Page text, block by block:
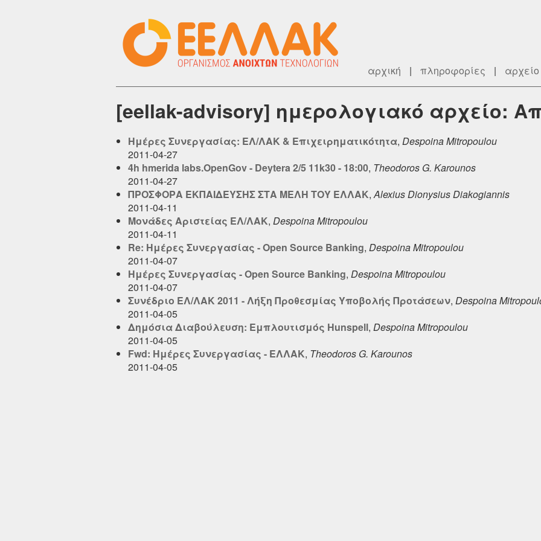
αρχική | πληροφορίες | αρχείο
[eellak-advisory] ημερολογιακό αρχείο:
Ημέρες Συνεργασίας: ΕΛ/ΛΑΚ & Επιχειρηματικότητα, Despoina Mitropoulou
2011-04-27
4h hmerida labs.OpenGov - Deytera 2/5 11k30 - 18:00, Theodoros G. Karounos
2011-04-27
ΠΡΟΣΦΟΡΑ ΕΚΠΑΙΔΕΥΣΗΣ ΣΤΑ ΜΕΛΗ ΤΟΥ ΕΛΛΑΚ,Alexius Dionysius Diakogiannis
2011-04-11
Μονάδες Αριστείας ΕΛ/ΛΑΚ, Despoina Mitropoulou
2011-04-11
Re: Ημέρες Συνεργασίας - Open Source Banking, Despoina Mitropoulou
2011-04-07
Ημέρες Συνεργασίας - Open Source Banking, Despoina Mitropoulou
2011-04-07
Συνέδριο ΕΛ/ΛΑΚ 2011 - Λήξη Προθεσμίας Υποβολής Προτάσεων, Despoina
2011-04-05
Δημόσια Διαβούλευση: Εμπλουτισμός Hunspell, Despoina Mitropoulou
2011-04-05
Fwd: Ημέρες Συνεργασίας - ΕΛΛΑΚ, Theodoros G. Karounos
2011-04-05